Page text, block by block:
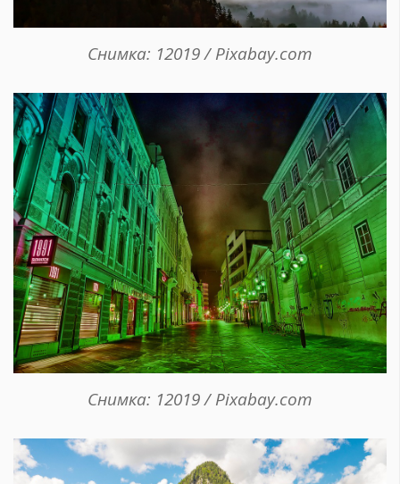
Снимка: 12019 / Pixabay.com
Снимка: 12019 / Pixabay.com